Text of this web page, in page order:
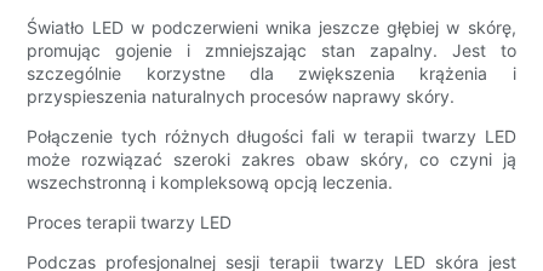
Światło LED w podczerwieni wnika jeszcze głębiej w skórę,
promując gojenie i zmniejszając stan zapalny. Jest to
szczególnie korzystne dla zwiększenia krążenia i
przyspieszenia naturalnych procesów naprawy skóry.
Połączenie tych różnych długości fali w terapii twarzy LED
może rozwiązać szeroki zakres obaw skóry, co czyni ją
wszechstronną i kompleksową opcją leczenia.
Proces terapii twarzy LED
Podczas profesjonalnej sesji terapii twarzy LED skóra jest